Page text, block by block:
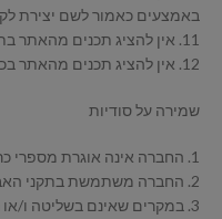
באמצעים כאמור לשם יצירת
11. אין להציג תכנים מהאתר בתוך מסגרת (Frame), גלויה או סמויה.
12. אין להציג תכנים מהאתר בכל דרך שהיא – ובכלל זה באמצעות כל תוכנה, מכשיר, אביזר או פרוטוקול תקשורת – המשנים את עיצובם באתר או מחסירים מהם תכנים כלשהם ובפרט פרסומות ותכנים מסחריים.
שמירה על סודיות
1. החברה אינה אוגרת מספרי כרטיסי אשראי במחשביה.
2. החברה משתמשת בתקני האבטחה הגבוהים ביותר על מנת לשמור ככל האפשר על סודיות המידע ופרטיות לקוחותיה.
3. במקרים שאינם בשליטה ו/או נובעים מכוח עליון, החברה לא תישא באחריות לכל נזק מכל סוג שהוא, עקיף או ישיר שיגרם ללקוחה או למי מטעמה, אם מידע יאבד או יגיע לגורם עוין ו/או יעשה בו שימוש שלא בהרשאה.